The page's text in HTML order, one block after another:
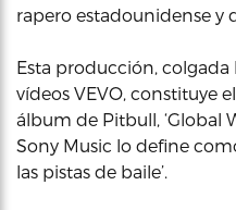
rapero estadounidense y
Esta producción,
vídeos VEVO, constituye
álbum de Pitbull, ‘Global
Sony Music lo define
las pistas de baile’.